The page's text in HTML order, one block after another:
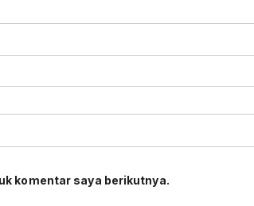
komentar saya berikutnya.